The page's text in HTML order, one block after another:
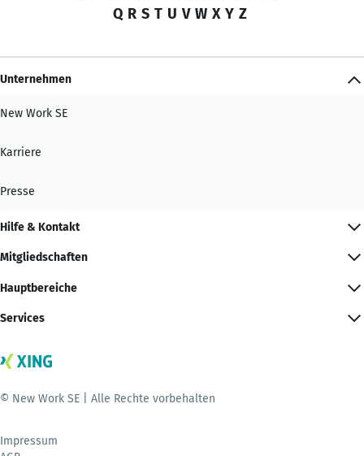
Q R S T U V W X Y Z
Unternehmen
New Work SE
Karriere
Presse
Hilfe & Kontakt
Mitgliedschaften
Hauptbereiche
Services
© New Work SE | Alle Rechte vorbehalten
Impressum